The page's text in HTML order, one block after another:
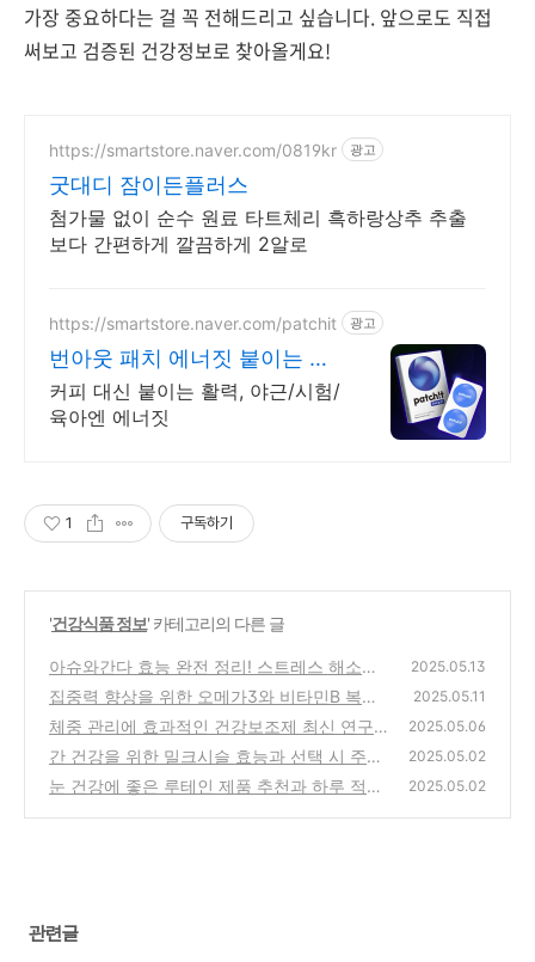
가장 중요하다는 걸 꼭 전해드리고 싶습니다. 앞으로도 직접
써보고 검증된 건강정보로 찾아올게요!
https://smartstore.naver.com/0819kr 광고
굿대디 잠이든플러스
첨가물 없이 순수 원료 타트체리 흑하랑상추 추출
보다 간편하게 깔끔하게 2알로
https://smartstore.naver.com/patchit 광고
번아웃 패치 에너짓 붙이는 활
력 에너짓
커피 대신 붙이는 활력, 야근/시험/
육아엔 에너짓
1 구독하기
'건강식품 정보' 카테고리의 다른 글
아슈와간다 효능 완전 정리! 스트레스 해소부
터 수면, 집중력까지 [복용법 포함]
(0)
2025.05.13
집중력 향상을 위한 오메가3와 비타민B 복합
섭취 가이드
(0)
2025.05.11
체중 관리에 효과적인 건강보조제 최신 연구
분석
(0)
2025.05.06
간 건강을 위한 밀크시슬 효능과 선택 시 주의
점
(0)
2025.05.02
눈 건강에 좋은 루테인 제품 추천과 하루 적정
2025.05.02
관련글